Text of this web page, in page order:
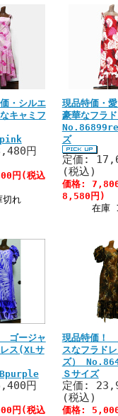
・シルエ
キャミフ
円
円(税込
切れ
現品特価・
豪華なフラ
ズ
定価:
(税込)
価格:
8,580円)
在庫
ゴージャ
ス(XLサ
円
円(税込
現品特価！
スなフラド
ズ）
Ｓサイズ
定価:
(税込)
価格: